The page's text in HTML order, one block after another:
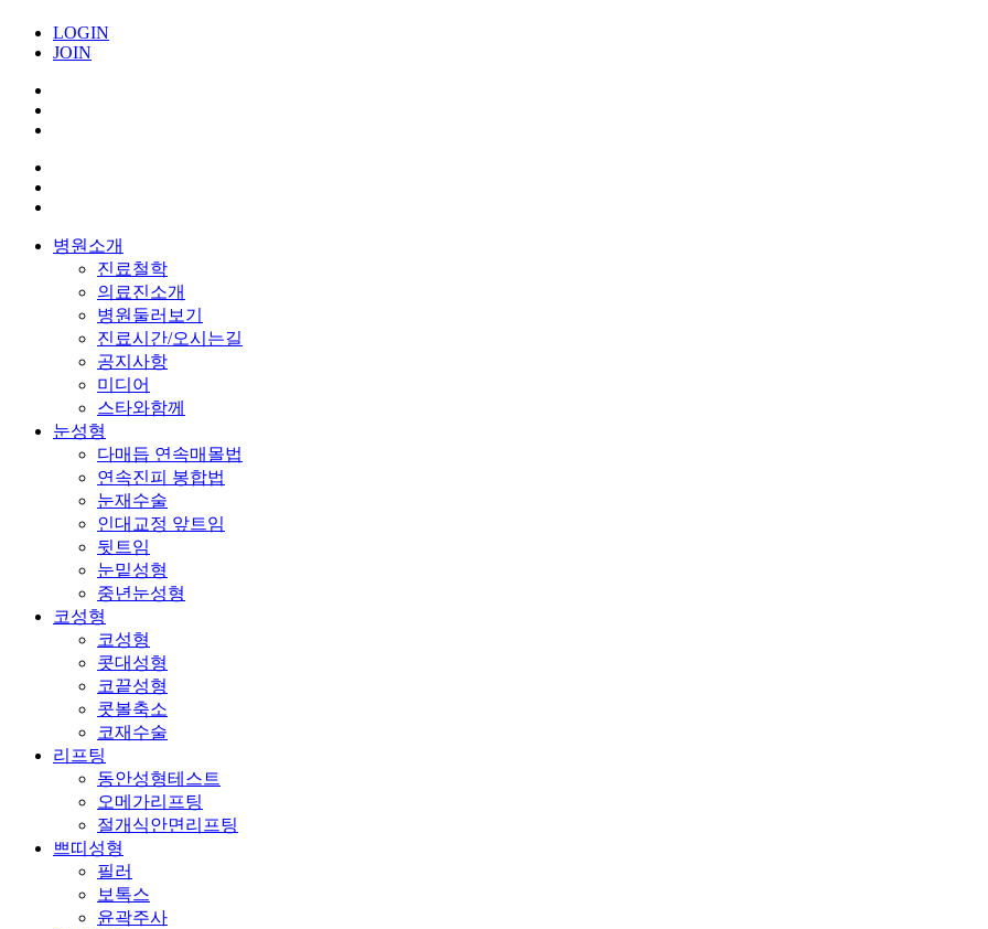
LOGIN
JOIN
병원소개
진료철학
의료진소개
병원둘러보기
진료시간/오시는길
공지사항
미디어
스타와함께
눈성형
다매듭 연속매몰법
연속진피 봉합법
눈재수술
인대교정 앞트임
뒷트임
눈밑성형
중년눈성형
코성형
코성형
콧대성형
코끝성형
콧볼축소
코재수술
리프팅
동안성형테스트
오메가리프팅
절개식안면리프팅
쁘띠성형
필러
보톡스
윤곽주사